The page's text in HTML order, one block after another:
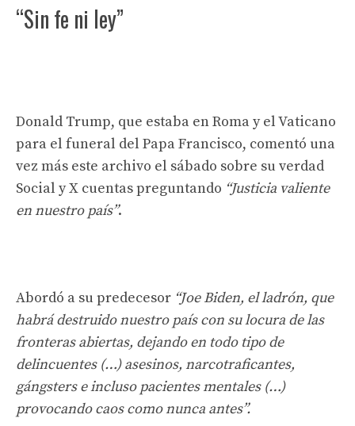
“Sin fe ni ley”
Donald Trump, que estaba en Roma y el Vaticano
para el funeral del Papa Francisco, comentó una
vez más este archivo el sábado sobre su verdad
Social y X cuentas preguntando “Justicia valiente
en nuestro país”.
Abordó a su predecesor “Joe Biden, el ladrón, que
habrá destruido nuestro país con su locura de las
fronteras abiertas, dejando en todo tipo de
delincuentes (…) asesinos, narcotraficantes,
gángsters e incluso pacientes mentales (…)
provocando caos como nunca antes”.